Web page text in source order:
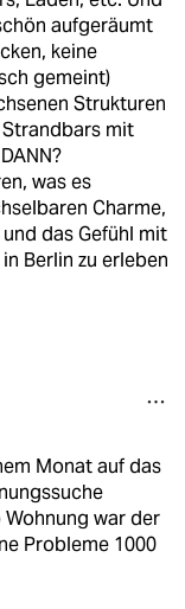
aufgeräumt
keine
gemeint)
Strukturen
mit
was es
Charme,
das Gefühl mit
Berlin zu erleben
Monat auf das
war der
Probleme 1000